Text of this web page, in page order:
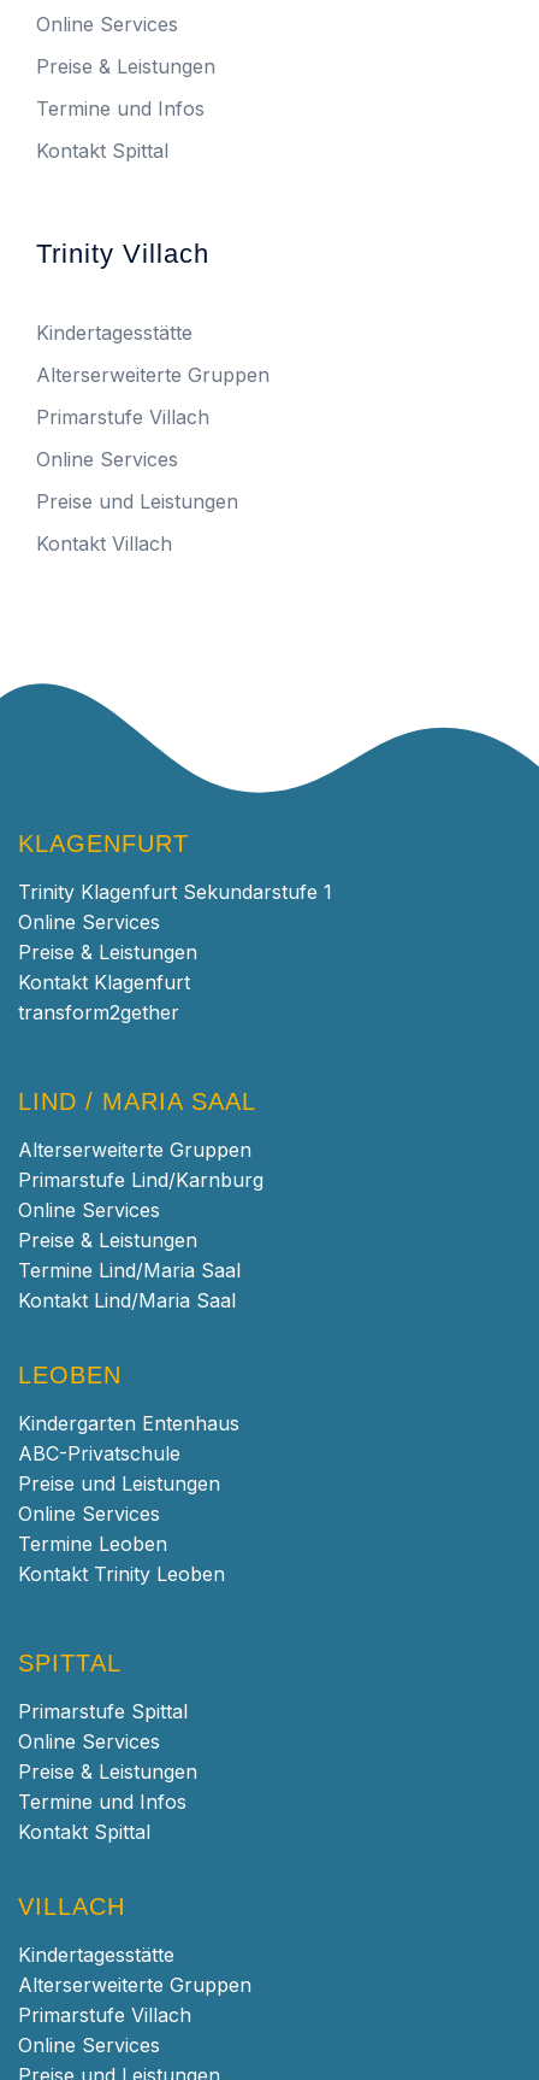
Online Services
Preise & Leistungen
Termine und Infos
Kontakt Spittal
Trinity Villach
Kindertagesstätte
Alterserweiterte Gruppen
Primarstufe Villach
Online Services
Preise und Leistungen
Kontakt Villach
KLAGENFURT
Trinity Klagenfurt Sekundarstufe 1
Online Services
Preise & Leistungen
Kontakt Klagenfurt
transform2gether
LIND / MARIA SAAL
Alterserweiterte Gruppen
Primarstufe Lind/Karnburg
Online Services
Preise & Leistungen
Termine Lind/Maria Saal
Kontakt Lind/Maria Saal
LEOBEN
Kindergarten Entenhaus
ABC-Privatschule
Preise und Leistungen
Online Services
Termine Leoben
Kontakt Trinity Leoben
SPITTAL
Primarstufe Spittal
Online Services
Preise & Leistungen
Termine und Infos
Kontakt Spittal
VILLACH
Kindertagesstätte
Alterserweiterte Gruppen
Primarstufe Villach
Online Services
Preise und Leistungen